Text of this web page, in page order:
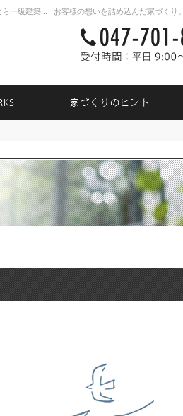
新築戸建て・注文住宅・自由設計・リノベーション（千葉市・船橋市）の工務店なら一級建築士事務所TK31